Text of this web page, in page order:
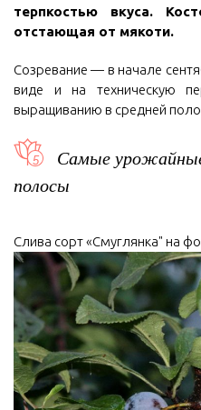
терпкостью вкуса.
отстающая от мякоти.
Созревание — в начале
виде и на техническую
выращиванию в средней
Самые
полосы
Слива сорт «Смуглянка" на